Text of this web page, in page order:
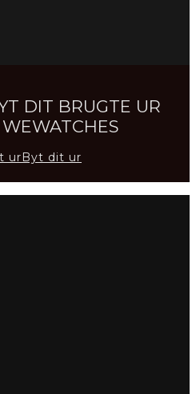
DIT BRUGTE UR
urByt dit ur